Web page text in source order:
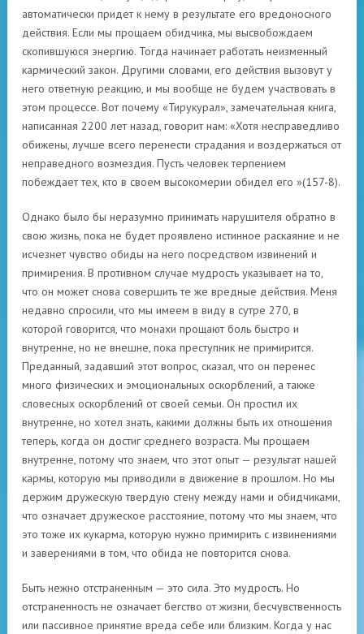
автоматически придет к нему в результате его вредоносного
действия. Если мы прощаем обидчика, мы высвобождаем
скопившуюся энергию. Тогда начинает работать неизменный
кармический закон. Другими словами, его действия вызовут у
него ответную реакцию, и мы вообще не будем участвовать в
этом процессе. Вот почему «Тирукурал», замечательная книга,
написанная 2200 лет назад, говорит нам: «Хотя несправедливо
обижены, лучше всего перенести страдания и воздержаться от
неправедного возмездия. Пусть человек терпением
побеждает тех, кто в своем высокомерии обидел его »(157-8).
Однако было бы неразумно принимать нарушителя обратно в
свою жизнь, пока не будет проявлено истинное раскаяние и не
исчезнет чувство обиды на него посредством извинений и
примирения. В противном случае мудрость указывает на то,
что он может снова совершить те же вредные действия. Меня
недавно спросили, что мы имеем в виду в сутре 270, в
которой говорится, что монахи прощают боль быстро и
внутренне, но не внешне, пока преступник не примирится.
Преданный, задавший этот вопрос, сказал, что он перенес
много физических и эмоциональных оскорблений, а также
словесных оскорблений от своей семьи. Он простил их
внутренне, но хотел знать, какими должны быть их отношения
теперь, когда он достиг среднего возраста. Мы прощаем
внутренне, потому что знаем, что этот опыт — результат нашей
кармы, которую мы приводили в движение в прошлом. Но мы
держим дружескую твердую стену между нами и обидчиками,
что означает дружеское расстояние, потому что мы знаем, что
это тоже их кукарма, которую нужно примирить с извинениями
и заверениями в том, что обида не повторится снова.
Быть нежно отстраненным — это сила. Это мудрость. Но
отстраненность не означает бегство от жизни, бесчувственность
или пассивное принятие вреда себе или близким. Когда у нас